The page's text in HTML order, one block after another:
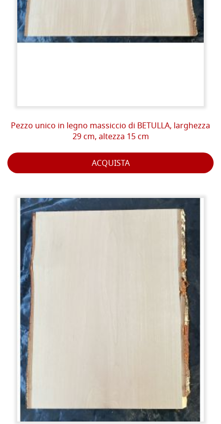
Pezzo unico in legno massiccio di BETULLA, larghezza
29 cm, altezza 15 cm
ACQUISTA